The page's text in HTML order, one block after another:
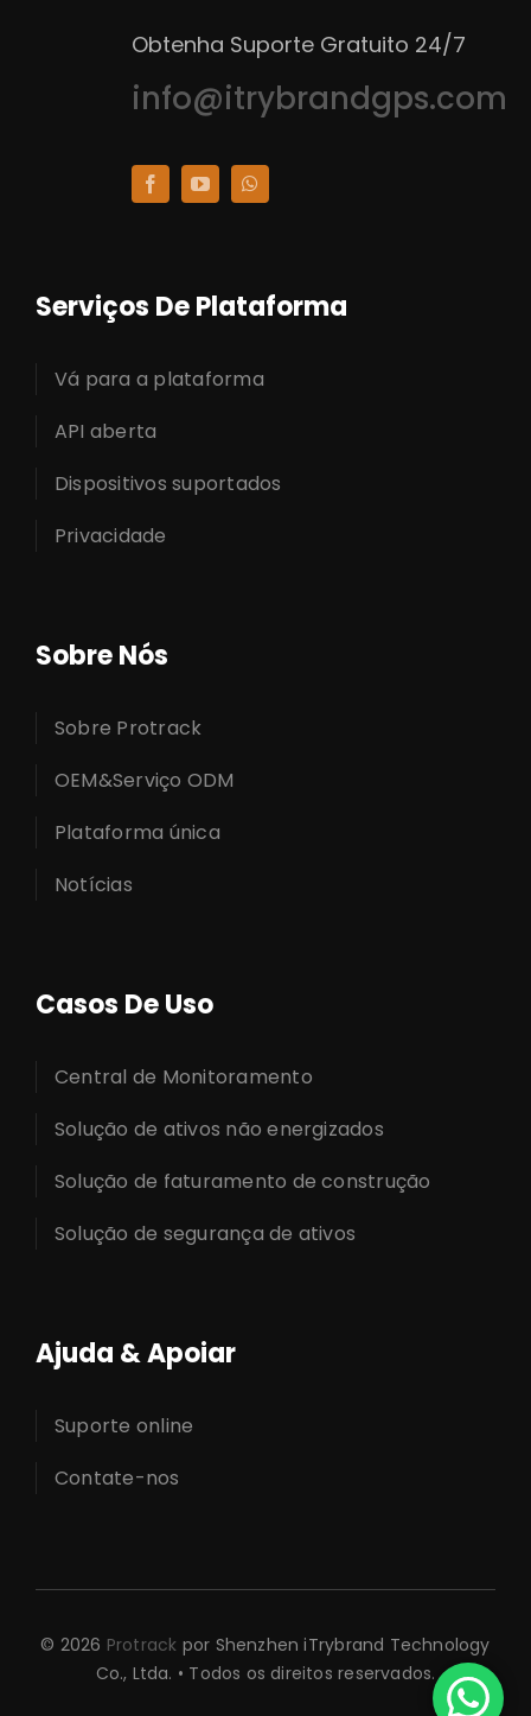
Obtenha Suporte Gratuito 24/7
info@itrybrandgps.com
Serviços De Plataforma
Vá para a plataforma
API aberta
Dispositivos suportados
Privacidade
Sobre Nós
Sobre Protrack
OEM&Serviço ODM
Plataforma única
Notícias
Casos De Uso
Central de Monitoramento
Solução de ativos não energizados
Solução de faturamento de construção
Solução de segurança de ativos
Ajuda & Apoiar
Suporte online
Contate-nos
© 2026 Protrack por Shenzhen iTrybrand Technology
Co., Ltda. • Todos os direitos reservados.